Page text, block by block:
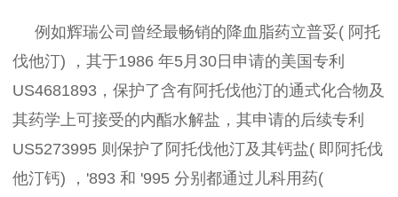
例如辉瑞公司曾经最畅销的降血脂药立普妥( 阿托
伐他汀) ，其于1986 年5月30日申请的美国专利
US4681893，保护了含有阿托伐他汀的通式化合物及
其药学上可接受的内酯水解盐，其申请的后续专利
US5273995 则保护了阿托伐他汀及其钙盐( 即阿托伐
他汀钙) ，'893 和 '995 分别都通过儿科用药(